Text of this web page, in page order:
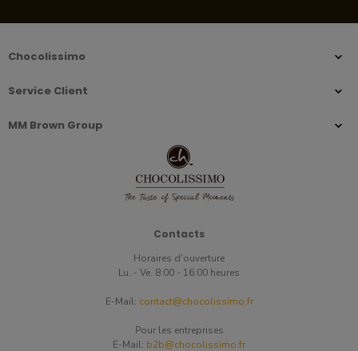
Chocolissimo
Service Client
MM Brown Group
Contacts
Horaires d'ouverture
Lu. - Ve. 8:00 - 16:00 heures
E-Mail: contact@chocolissimo.fr
Pour les entreprises
E-Mail: b2b@chocolissimo.fr